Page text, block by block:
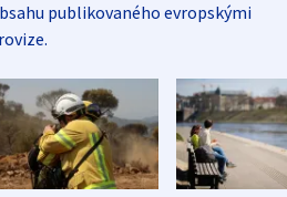
publikovaného evropskými